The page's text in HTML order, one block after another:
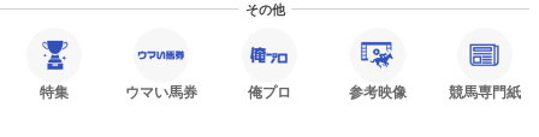
その他
特集 ウマい馬券 俺プロ 参考映像 競馬専門紙